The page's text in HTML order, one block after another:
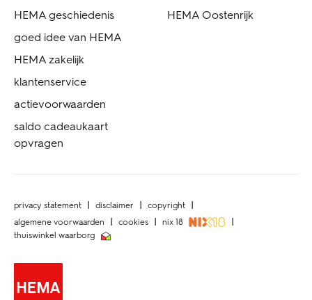
HEMA geschiedenis
goed idee van HEMA
HEMA zakelijk
klantenservice
actievoorwaarden
saldo cadeaukaart
opvragen
HEMA Oostenrijk
privacy statement disclaimer
copyright
algemene voorwaarden
cookies
nix 18
thuiswinkel waarborg